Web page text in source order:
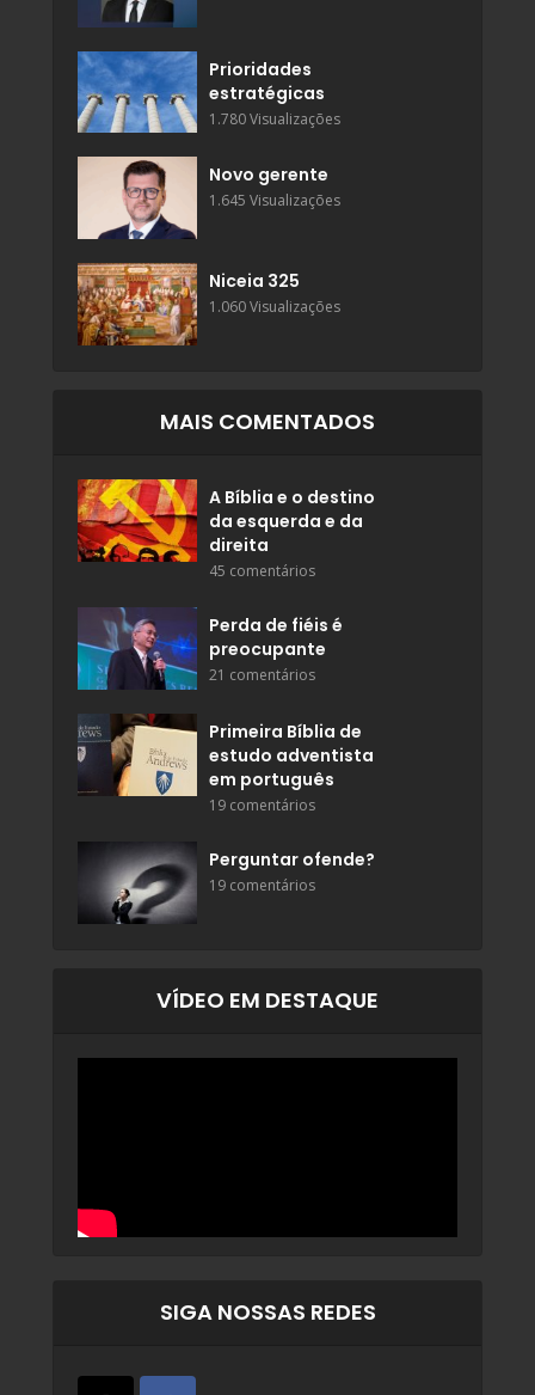
Prioridades
estratégicas
1.780 Visualizações
Novo gerente
1.645 Visualizações
Niceia 325
1.060 Visualizações
MAIS COMENTADOS
A Bíblia e o destino
da esquerda e da
direita
45 comentários
Perda de fiéis é
preocupante
21 comentários
Primeira Bíblia de
estudo adventista
em português
19 comentários
Perguntar ofende?
19 comentários
VÍDEO EM DESTAQUE
SIGA NOSSAS REDES